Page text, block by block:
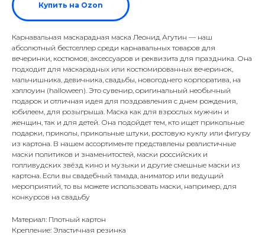
Купить на Ozon
Карнавальная маскарадная маска Леонид Агутин — наш
абсолютный бестселлер среди карнавальных товаров для
вечеринки, костюмов, аксессуаров и реквизита для праздника. Она
подходит для маскарадных или костюмированных вечеринок,
мальчишника, девичника, свадьбы, новогоднего корпоратива, на
хэллоуин (halloween). Это сувенир, оригинальный необычный
подарок и отличная идея для поздравления с днем рождения,
юбилеем, для розыгрыша. Маска как для взрослых мужчин и
женщин, так и для детей. Она подойдет тем, кто ищет прикольные
подарки, приколы, прикольные штуки, ростовую куклу или фигуру
из картона. В нашем ассортименте представлены реалистичные
маски политиков и знаменитостей, маски российских и
голливудских звёзд кино и музыки и другие смешные маски из
картона. Если вы свадебный тамада, аниматор или ведущий
мероприятий, то вы можете использовать маски, например, для
конкурсов на свадьбу
Материал: Плотный картон
Крепление: Эластичная резинка